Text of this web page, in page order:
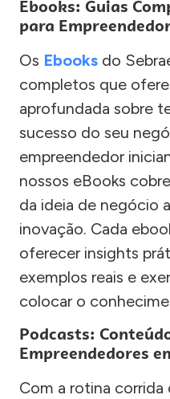
Ebooks: Guias
para
Os Ebooks do
completos que
aprofundada sobre
sucesso do seu
empreendedor
nossos eBooks
da ideia de negócio
inovação. Cada
oferecer insights
exemplos reais e
colocar o
Podcasts:
Empreendedores
Com a rotina